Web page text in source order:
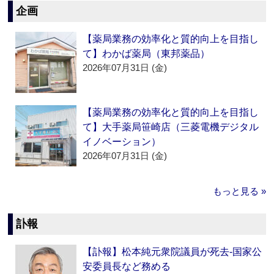
企画
【薬局業務の効率化と質的向上を目指し
て】わかば薬局（東邦薬品）
2026年07月31日 (金)
【薬局業務の効率化と質的向上を目指し
て】大手薬局笹崎店（三菱電機デジタル
イノベーション）
2026年07月31日 (金)
もっと見る »
訃報
【訃報】松本純元衆院議員が死去‐国家公
安委員長など務める